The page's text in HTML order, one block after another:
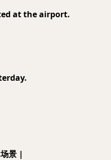
at the airport.
景 |